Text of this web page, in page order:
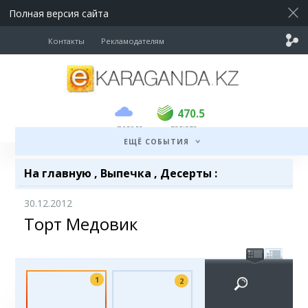
Полная версия сайта
Контакты Рекламодателям
погода
470.5
USD 469.5 470.5
валюта
ЕЩЁ СОБЫТИЯ
На главную , Выпечка , Десерты :
30.12.2012
Торт Медовик
1 2